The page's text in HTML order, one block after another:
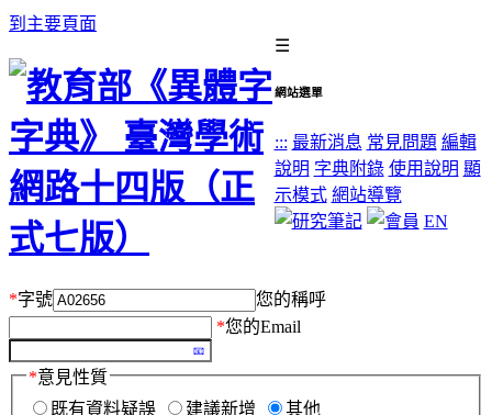
到主要頁面
☰
網站選單
::: 最新消息 常見問題 編輯
說明 字典附錄 使用說明 顯
示模式 網站導覽
EN
*字號
您的稱呼
*您的Email
*意見性質
既有資料疑誤
建議新增 其他